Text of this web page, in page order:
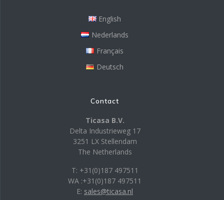
English
Nederlands
Français
Deutsch
Contact
Ticasa B.V.
Delta Industrieweg 17
3251 LX Stellendam
The Netherlands
T: +31(0)187 497511
WA :+31(0)187 497511
E: sales@ticasa.nl